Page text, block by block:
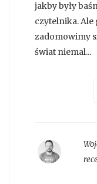
jakby były
czytelnika. Ale
zadomowimy
świat niemal...